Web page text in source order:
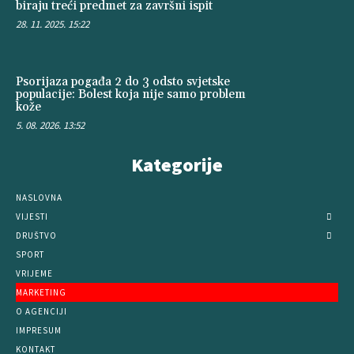
biraju treći predmet za završni ispit
28. 11. 2025. 15:22
Psorijaza pogađa 2 do 3 odsto svjetske
populacije: Bolest koja nije samo problem
kože
5. 08. 2026. 13:52
Kategorije
NASLOVNA
VIJESTI
DRUŠTVO
SPORT
VRIJEME
MARKETING
O AGENCIJI
IMPRESUM
KONTAKT